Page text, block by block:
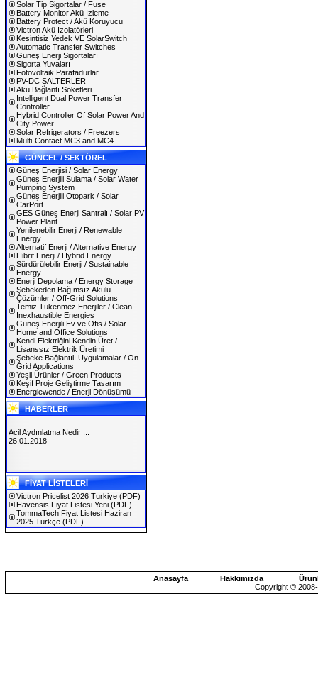
Solar Tip Sigortalar / Fuse
Battery Monitor Akü İzleme
Battery Protect / Akü Koruyucu
Victron Akü İzolatörleri
Kesintisiz Yedek VE SolarSwitch
Automatic Transfer Switches
Güneş Enerji Sigortaları
Sigorta Yuvaları
Fotovoltaik Parafadurlar
PV-DC ŞALTERLER
Akü Bağlantı Soketleri
Intelligent Dual Power Transfer
Controller
Hybrid Controller Of Solar Power And
City Power
Solar Refrigerators / Freezers
Multi-Contact MC3 and MC4
GÜNCEL / SEKTÖREL
Güneş Enerjisi / Solar Energy
Güneş Enerjili Sulama / Solar Water
Pumping System
Güneş Enerjili Otopark / Solar
CarPort
GES Güneş Enerji Santralı / Solar PV
Power Plant
Yenilenebilir Enerji / Renewable
Energy
Alternatif Enerji / Alternative Energy
Hibrit Enerji / Hybrid Energy
Sürdürülebilir Enerji / Sustainable
Energy
Enerji Depolama / Energy Storage
Şebekeden Bağımsız Akülü
Çözümler / Off-Grid Solutions
Temiz Tükenmez Enerjiler / Clean
Inexhaustible Energies
Güneş Enerjili Ev ve Ofis / Solar
Home and Office Solutions
Kendi Elektriğini Kendin Üret /
Lisanssız Elektrik Üretimi
Şebeke Bağlantılı Uygulamalar / On-
Grid Applications
Yeşil Ürünler / Green Products
Keşif Proje Geliştirme Tasarım
Energiewende / Enerji Dönüşümü
HABERLER
SOLAREX ISTANBUL 2019
30.01.2019
Acil Aydınlatma Nedir ...
26.01.2018
FİYAT LİSTELERİ
Victron Pricelist 2026 Turkiye (PDF)
Havensis Fiyat Listesi Yeni (PDF)
TommaTech Fiyat Listesi Haziran
2025 Türkçe (PDF)
Anasayfa Hakkımızda
Copyright ©